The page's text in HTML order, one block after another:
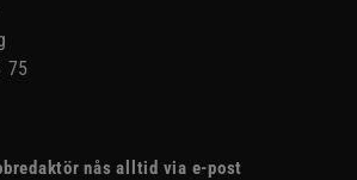
75
nås alltid via e-post